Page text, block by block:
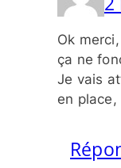
Ok
ça ne
Je vais
en